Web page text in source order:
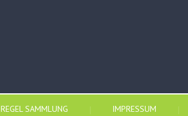
REGEL SAMMLUNG IMPRESSUM